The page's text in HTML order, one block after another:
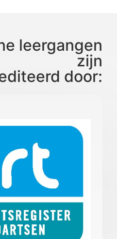
leergangen
zijn
door: